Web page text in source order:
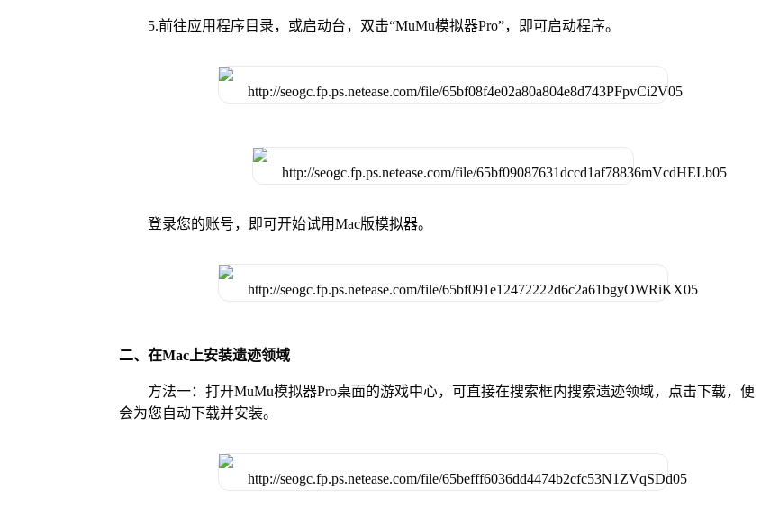
5.前往应用程序目录，或启动台，双击“MuMu模拟器Pro”，即可启动程序。
登录您的账号，即可开始试用Mac版模拟器。
二、在Mac上安装遗迹领域
方法一：打开MuMu模拟器Pro桌面的游戏中心，可直接在搜索框内搜索遗迹领域，点击下载，便
会为您自动下载并安装。